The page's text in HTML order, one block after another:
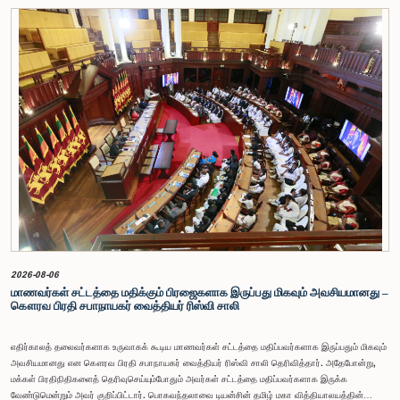
அனுமதிப்பத்திரத்தைப் பெற்றிருப்பது கட்டாயமாக்கப்படுவதுடன், விலங்குகளிடமிருந்து மனிதர்களுக்கு
பரவக்கூடிய நோய்கள் பரவுவதைத் தடுப்பது இதன் பிரதான நோக்கமாகும்.தேசிய நீர் வழங்கல் வடிகால்
சேவைகள் சபை (திருத்தச்) சட்டமூலம் வீடமைப்பு, நிர்மாணிப்பு மற்றும் நீர் வழங்கல் அமைச்சரினால்
2026.07.21 அன்று இலங்கை பாராளுமன்றத்தில் முதலாம் மதிப்பீட்டிற்காக
சமர்ப்பிக்கப்பட்டது.இச்சட்டமூலத்தின் மூலம், தேசிய நீர் வழங்கல் வடிகால் சேவைகள் சபையின் நிறுவன
ரீதியான செயல்திறனை மேம்படுத்துதல், நீர் வழங்கல் சேவைகளின் முகாமைத்துவத்தை மேலும்
ஒழுங்குபடுத்துதல் மற்றும் சபையின் பொறுப்புகளை விரிவுபடுத்துதல் ஆகியவை நோக்கமாகக்
கொண்டுள்ளதாக தெரிவிக்கப்பட்டுள்ளது.
2026-08-06
மாணவர்கள் சட்டத்தை மதிக்கும் பிரஜைகளாக இருப்பது மிகவும் அவசியமானது –
கௌரவ பிரதி சபாநாயகர் வைத்தியர் ரிஸ்வி சாலி
எதிர்காலத் தலைவர்களாக உருவாகக் கூடிய மாணவர்கள் சட்டத்தை மதிப்பவர்களாக இருப்பதும் மிகவும்
அவசியமானது என கௌரவ பிரதி சபாநாயகர் வைத்தியர் ரிஸ்வி சாலி தெரிவித்தார். அதேபோன்று,
மக்கள் பிரதிநிதிகளைத் தெரிவுசெய்யும்போதும் அவர்கள் சட்டத்தை மதிப்பவர்களாக இருக்க
வேண்டுமென்றும் அவர் குறிப்பிட்டார். பொகவந்தலாவை டியன்சின் தமிழ் மகா வித்தியாலயத்தின்